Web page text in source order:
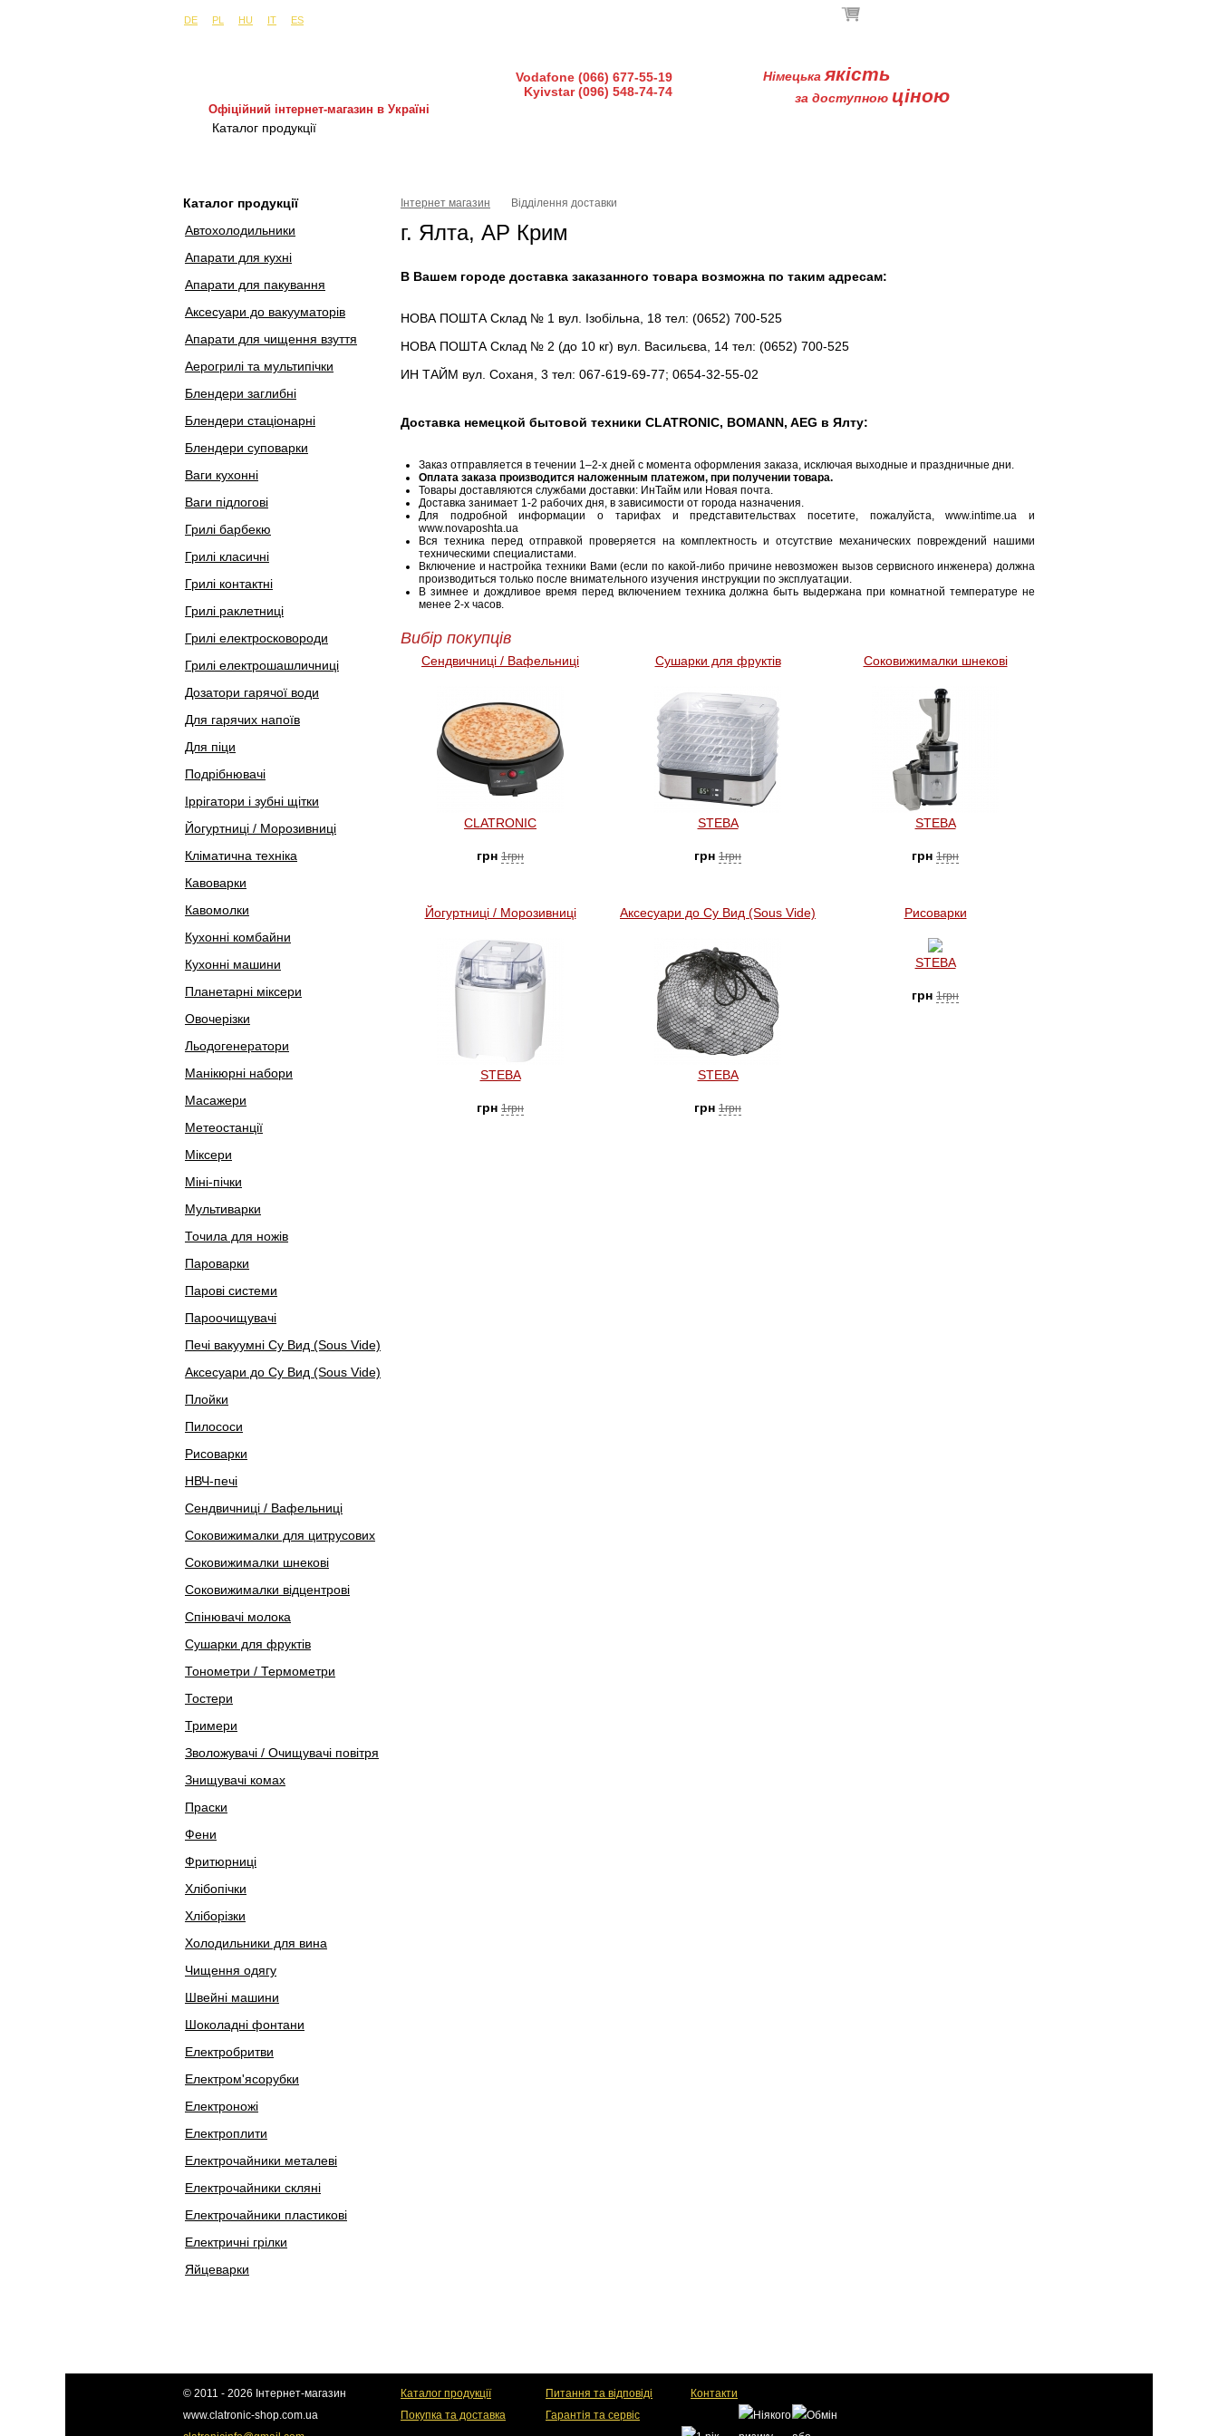
DE
PL HU IT ES
Офіційний інтернет-магазин в Україні
Vodafone (066) 677-55-19
Kyivstar (096) 548-74-74
Німецька якість
за доступною ціною
Каталог продукції
Каталог продукції
Автохолодильники
Апарати для кухні
Апарати для пакування
Аксесуари до вакууматорів
Апарати для чищення взуття
Аерогрилі та мультипічки
Блендери заглибні
Блендери стаціонарні
Блендери суповарки
Ваги кухонні
Ваги підлогові
Грилі барбекю
Грилі класичні
Грилі контактні
Грилі раклетниці
Грилі електросковороди
Грилі електрошашличниці
Дозатори гарячої води
Для гарячих напоїв
Для піци
Подрібнювачі
Іррігатори і зубні щітки
Йогуртниці / Морозивниці
Кліматична техніка
Кавоварки
Кавомолки
Кухонні комбайни
Кухонні машини
Планетарні міксери
Овочерізки
Льодогенератори
Манікюрні набори
Масажери
Метеостанції
Міксери
Міні-пічки
Мультиварки
Точила для ножів
Пароварки
Парові системи
Пароочищувачі
Печі вакуумні Су Вид (Sous Vide)
Аксесуари до Су Вид (Sous Vide)
Плойки
Пилососи
Рисоварки
НВЧ-печі
Сендвичниці / Вафельниці
Соковижималки для цитрусових
Соковижималки шнекові
Соковижималки відцентрові
Спінювачі молока
Сушарки для фруктів
Тонометри / Термометри
Тостери
Тримери
Зволожувачі / Очищувачі повітря
Знищувачі комах
Праски
Фени
Фритюрниці
Хлібопічки
Хліборізки
Холодильники для вина
Чищення одягу
Швейні машини
Шоколадні фонтани
Електробритви
Електром'ясорубки
Електроножі
Електроплити
Електрочайники металеві
Електрочайники скляні
Електрочайники пластикові
Електричні грілки
Яйцеварки
Інтернет магазин Відділення доставки
г. Ялта, АР Крим
В Вашем городе доставка заказанного товара возможна по таким адресам:
НОВА ПОШТА Склад № 1 вул. Ізобільна, 18 тел: (0652) 700-525
НОВА ПОШТА Склад № 2 (до 10 кг) вул. Васильєва, 14 тел: (0652) 700-525
ИН ТАЙМ вул. Соханя, 3 тел: 067-619-69-77; 0654-32-55-02
Доставка немецкой бытовой техники CLATRONIC, BOMANN, AEG в Ялту:
Заказ отправляется в течении 1–2-х дней с момента оформления заказа, исключая выходные и праздничные дни.
Оплата заказа производится наложенным платежом, при получении товара.
Товары доставляются службами доставки: ИнТайм или Новая почта.
Доставка занимает 1-2 рабочих дня, в зависимости от города назначения.
Для подробной информации о тарифах и представительствах посетите, пожалуйста, www.intime.ua и
www.novaposhta.ua
Вся техника перед отправкой проверяется на комплектность и отсутствие механических повреждений нашими
техническими специалистами.
Включение и настройка техники Вами (если по какой-либо причине невозможен вызов сервисного инженера) должна
производиться только после внимательного изучения инструкции по эксплуатации.
В зимнее и дождливое время перед включением техника должна быть выдержана при комнатной температуре не
менее 2-х часов.
Вибір покупців
Сендвичниці / Вафельниці
CLATRONIC
грн 1грн
Сушарки для фруктів
STEBA
грн 1грн
Соковижималки шнекові
STEBA
грн 1грн
Йогуртниці / Морозивниці
STEBA
грн 1грн
Аксесуари до Су Вид (Sous Vide)
STEBA
грн 1грн
Рисоварки
STEBA
грн 1грн
© 2011 - 2026 Інтернет-магазин
www.clatronic-shop.com.ua
Каталог продукції
Покупка та доставка
Питання та відповіді
Гарантія та сервіс
Контакти